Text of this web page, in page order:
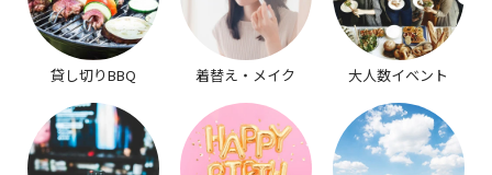
貸し切りBBQ 着替え・メイク 大人数イベント